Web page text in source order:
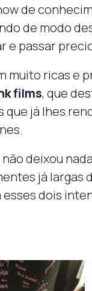
de
de modo
e passar
muito ricas e
films, que
já lhes
deixou
já
dois